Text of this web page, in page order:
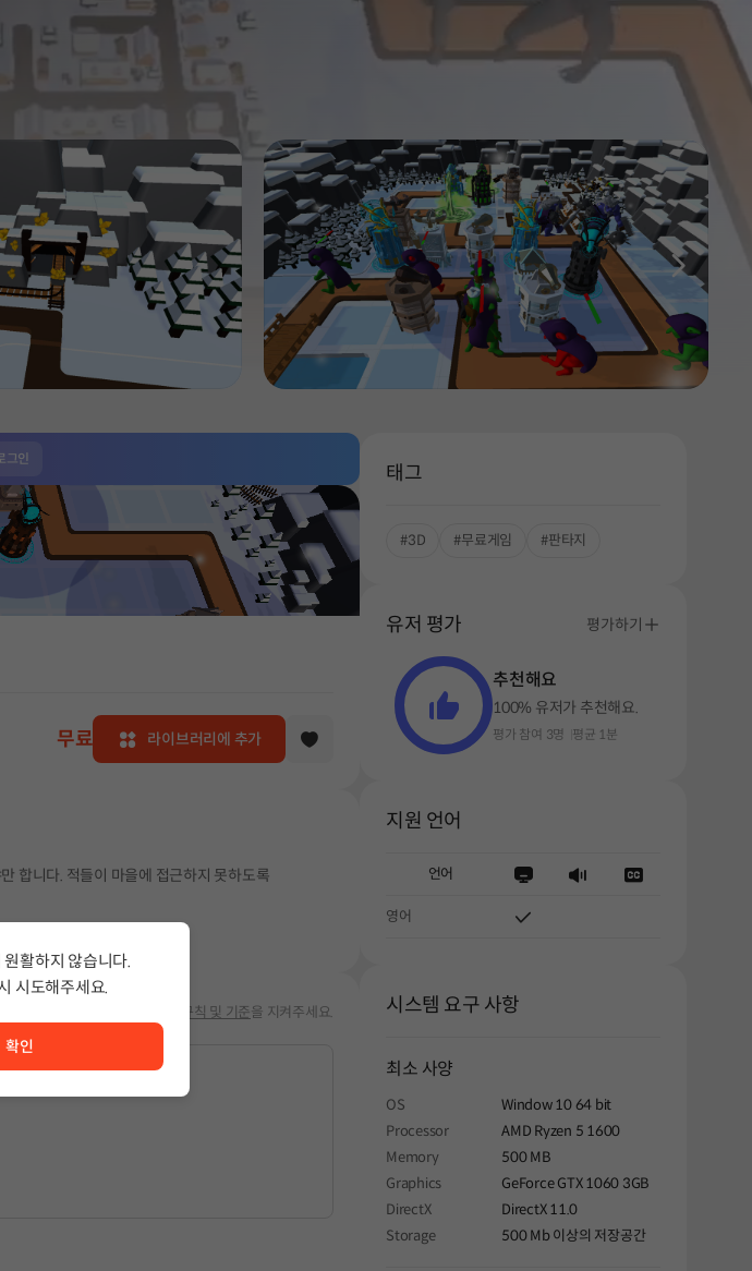
다음
그인
무료 라이브러리에 추가
합니다. 적들이 마을에 접근하지 못하도록
되찾아야만 합니다.
규칙 및 기준을 지켜주세요.
태그
#3D #무료게임 #판타지
유저 평가 평가하기
추천해요
100% 유저가 추천해요.
평가 참여 3명 평균 1분
지원 언어
언어
영어
시스템 요구 사항
최소 사양
OS
Window 10 64 bit
Processor
AMD Ryzen 5 1600
Memory
500 MB
Graphics
GeForce GTX 1060 3GB
DirectX
DirectX 11.0
Storage
500 Mb 이상의 저장공간
활하지 않습니다.
시도해주세요.
하지 않습니다. <br/> 잠시 후 다시 시도해주세요.
확인